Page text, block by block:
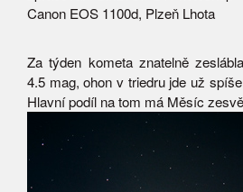
Canon EOS 1100d, Plzeň Lhota
Za týden kometa znatelně
4.5 mag, ohon v triedru jde už
Hlavní podíl na tom má Měsíc